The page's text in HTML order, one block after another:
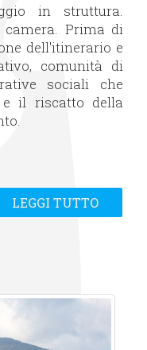
in struttura.
Prima di
dell'itinerario e
comunità di
sociali che
il riscatto della
LEGGI TUTTO